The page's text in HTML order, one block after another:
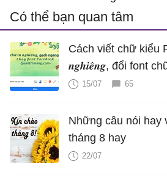
Có thể bạn quan tâm
Cách viết chữ kiểu
𝒏𝒈𝒉𝒊𝒆̂𝒏𝒈, đổi font
15/07 65
Những câu nói hay
tháng 8 hay
22/07